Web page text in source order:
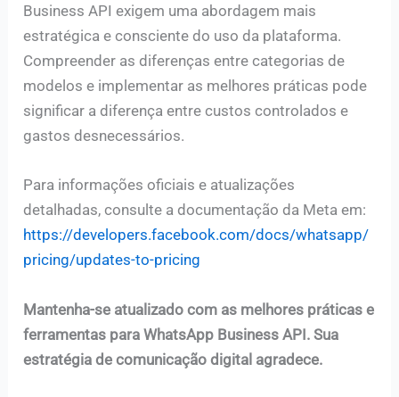
Business API exigem uma abordagem mais
estratégica e consciente do uso da plataforma.
Compreender as diferenças entre categorias de
modelos e implementar as melhores práticas pode
significar a diferença entre custos controlados e
gastos desnecessários.
Para informações oficiais e atualizações
detalhadas, consulte a documentação da Meta em:
https://developers.facebook.com/docs/whatsapp/
pricing/updates-to-pricing
Mantenha-se atualizado com as melhores práticas e
ferramentas para WhatsApp Business API. Sua
estratégia de comunicação digital agradece.